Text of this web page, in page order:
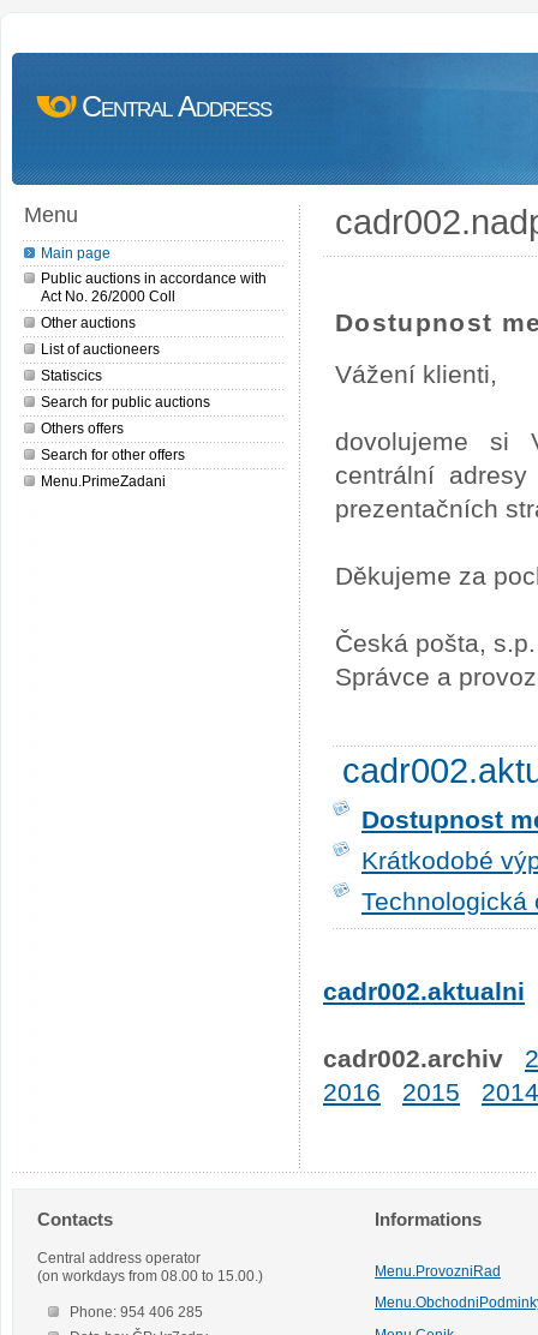
Central Address
Menu
Main page
Public auctions in accordance with
Act No. 26/2000 Coll
Other auctions
List of auctioneers
Statiscics
Search for public auctions
Others offers
Search for other offers
Menu.PrimeZadani
Dostupnost
Vážení klienti,
dovolujeme si
centrální
prezentačních
Děkujeme za
Česká pošta, s.p.
Správce a
Dostupnost
Krátkodobé
Technologická
cadr002.aktualni
cadr002.archiv
2016
2015 2014
Contacts
Central address operator
(on workdays from 08.00 to 15.00.)
Phone: 954 406 285
Informations
Menu.ProvozniRad